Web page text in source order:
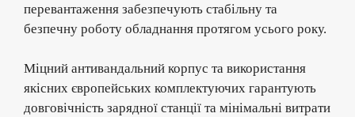
перевантаження забезпечують стабільну та
безпечну роботу обладнання протягом усього року.
Міцний антивандальний корпус та використання
якісних європейських комплектуючих гарантують
довговічність зарядної станції та мінімальні витрати